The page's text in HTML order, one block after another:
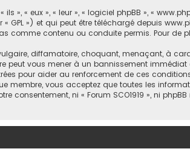
», « eux », « leur », « logiciel phpBB », «
GPL ») et qui peut être téléchargé depuis
comme contenu ou conduite permis. Pour de
diffamatoire, choquant, menaçant, à
peut vous mener à un bannissement
pour aider au renforcement de ces
membre, vous acceptez que toutes les
consentement, ni « Forum SCO1919 », ni